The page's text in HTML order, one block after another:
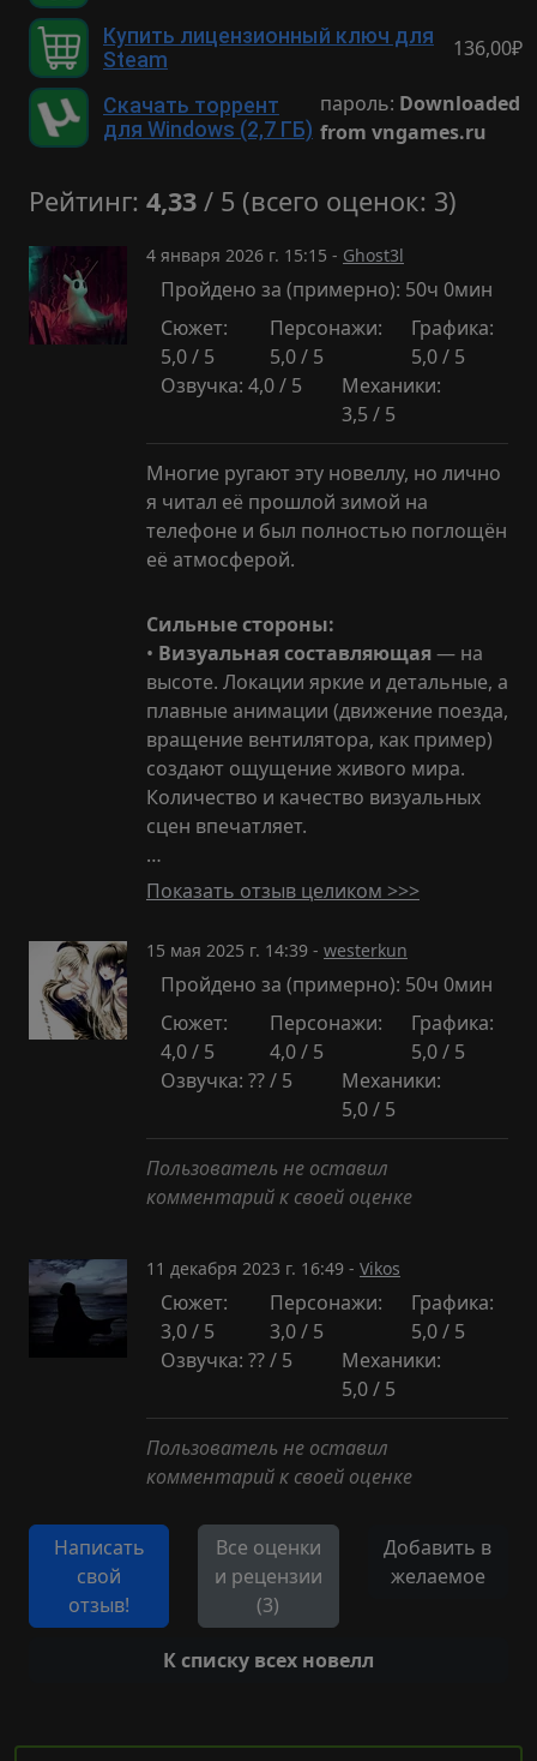
Купить лицензионный ключ для
Steam
136,00₽
Скачать торрент
для Windows (2,7 ГБ)
пароль: Downloaded
from vngames.ru
Рейтинг: 4,33 / 5 (всего оценок: 3)
4 января 2026 г. 15:15 - Ghost3l
Пройдено за (примерно): 50ч 0мин
Сюжет:
5,0 / 5
Персонажи:
5,0 / 5
Графика:
5,0 / 5
Озвучка: 4,0 / 5
Механики:
3,5 / 5
Многие ругают эту новеллу, но лично
я читал её прошлой зимой на
телефоне и был полностью поглощён
её атмосферой.
Сильные стороны:
• Визуальная составляющая— на
высоте. Локации яркие и детальные, а
плавные анимации (движение поезда,
вращение вентилятора, как пример)
создают ощущение живого мира.
Количество и качество визуальных
сцен впечатляет.
…
Показать отзыв целиком >>>
15 мая 2025 г. 14:39 - westerkun
Пройдено за (примерно): 50ч 0мин
Сюжет:
4,0 / 5
Персонажи:
4,0 / 5
Графика:
5,0 / 5
Озвучка: ?? / 5
Механики:
5,0 / 5
Пользователь не оставил
комментарий к своей оценке
11 декабря 2023 г. 16:49 - Vikos
Сюжет:
3,0 / 5
Персонажи:
3,0 / 5
Графика:
5,0 / 5
Озвучка: ?? / 5
Механики:
5,0 / 5
Пользователь не оставил
комментарий к своей оценке
Написать
свой
отзыв!
Все оценки
и рецензии
(3)
Добавить в
желаемое
К списку всех новелл